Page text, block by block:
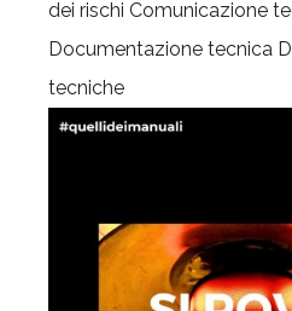
dei rischi Comunicazione
Documentazione tecnica
tecniche